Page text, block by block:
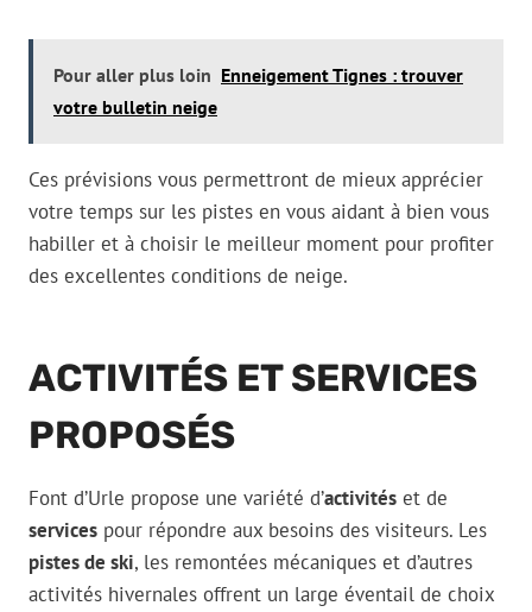
Pour aller plus loin Enneigement Tignes : trouver
votre bulletin neige
Ces prévisions vous permettront de mieux apprécier
votre temps sur les pistes en vous aidant à bien vous
habiller et à choisir le meilleur moment pour profiter
des excellentes conditions de neige.
ACTIVITÉS ET SERVICES
PROPOSÉS
Font d’Urle propose une variété d’activités et de
services pour répondre aux besoins des visiteurs. Les
pistes de ski, les remontées mécaniques et d’autres
activités hivernales offrent un large éventail de choix